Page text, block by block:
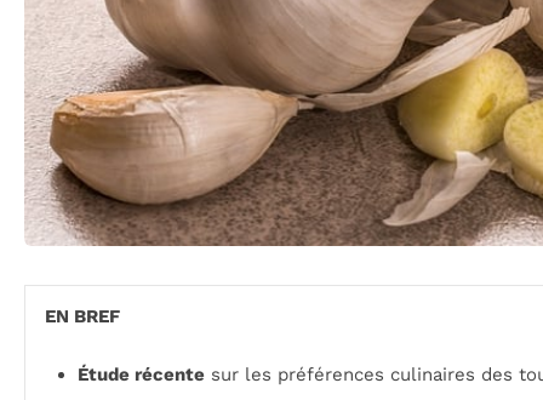
EN BREF
Étude récente sur les préférences culinaires des